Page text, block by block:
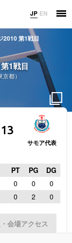
JP EN
2010 第1戦目
1戦目
都）
13
サモア代表
PT PG
DG
0 0
0
0 2 0
会場アクセス